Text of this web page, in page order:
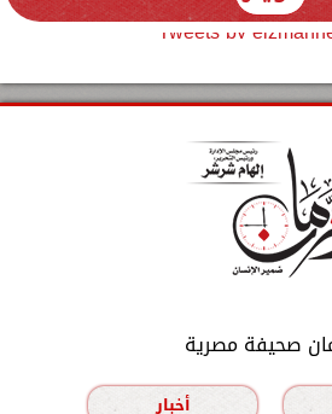
Tweets by
صحيفة مصرية
أخبار